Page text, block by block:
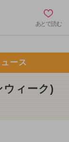
あとで読む
ース
ウィーク)